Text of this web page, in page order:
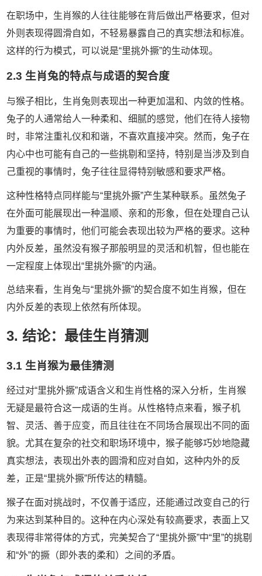
在职场中，生肖猴的人往往能够在背后做出严格要求，但对
外则表现得圆滑自如，不轻易暴露自己的真实想法和标准。
这样的行为模式，可以说是“里挑外撅”的生动体现。
2.3 生肖兔的特点与成语的契合度
与猴子相比，生肖兔则表现出一种更加温和、内敛的性格。
兔子的人通常给人一种柔和、细腻的感觉，他们在待人接物
时，非常注重礼仪和和谐，不喜欢直接冲突。然而，兔子在
内心中也可能有自己的一些挑剔和坚持，特别是当涉及到自
己重视的事情时，兔子往往显得特别敏感和要求严格。
这种性格特点同样能与“里挑外撅”产生某种联系。虽然兔子
在外面可能展现出一种温顺、亲和的形象，但在处理自己认
为重要的事情时，他们可能会表现出较为严格的要求。这种
内外反差，虽然没有猴子那般明显的灵活和机智，但也能在
一定程度上体现出“里挑外撅”的内涵。
总结来看，生肖兔与“里挑外撅”的契合度不如生肖猴，但在
内外反差的表现上依然有所体现。
3. 结论：最佳生肖猜测
3.1 生肖猴为最佳猜测
经过对“里挑外撅”成语含义和生肖性格的深入分析，生肖猴
无疑是最符合这一成语的生肖。从性格特点来看，猴子机
智、灵活、善于应变，而且往往在不同场合展现出不同的面
貌。尤其在复杂的社交和职场环境中，猴子能够巧妙地隐藏
真实想法，表现出外表的圆滑和应对自如，这种内外的反
差，正是“里挑外撅”所传达的精髓。
猴子在面对挑战时，不仅善于适应，还能通过改变自己的行
为来达到某种目的。这种在内心深处有较高要求，表面上又
表现得非常得体的方式，完美契合了“里挑外撅”中“里”的挑剔
和“外”的撅（即外表的柔和）之间的矛盾。